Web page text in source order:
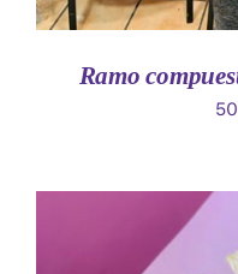
Ramo